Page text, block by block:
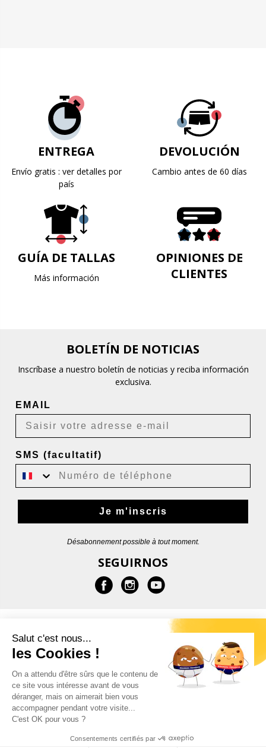
ENTREGA
Envío gratis : ver detalles por
país
DEVOLUCIÓN
Cambio antes de 60 días
GUÍA DE TALLAS
Más información
OPINIONES DE
CLIENTES
BOLETÍN DE NOTICIAS
Inscríbase a nuestro boletín de noticias y reciba información
exclusiva.
EMAIL
SMS (facultatif)
Je m'inscris
Désabonnement possible à tout moment.
SEGUIRNOS
AYUDA
CONTACTOS
Salut c'est nous...
les Cookies !
On a attendu d'être sûrs que le contenu de
ce site vous intéresse avant de vous
déranger, mais on aimerait bien vous
accompagner pendant votre visite...
C'est OK pour vous ?
Consentements certifiés par